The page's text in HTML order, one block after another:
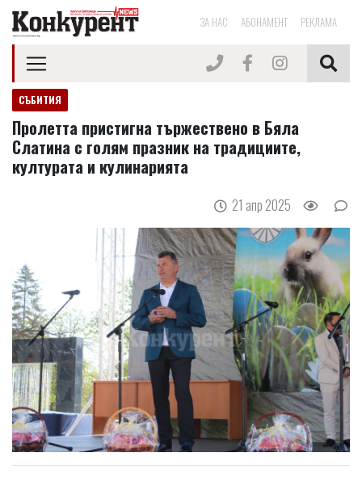
ЗА НАС АБОНАМЕНТ РЕКЛАМА
СЪБИТИЯ
Пролетта пристигна тържествено в Бяла
Слатина с голям празник на традициите,
културата и кулинарията
21 апр 2025